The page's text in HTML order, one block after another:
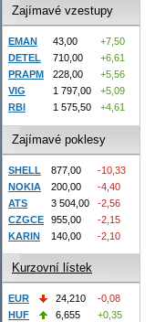
Zajímavé vzestupy
EMAN 43,00
+7,50
DETEL
710,00
+6,61
PRAPM
228,00
+5,56
VIG
1 797,00
+5,09
RBI
1 575,50 +4,61
Zajímavé poklesy
SHELL 877,00
-10,33
NOKIA
200,00
-4,40
ATS
3 504,00
-2,56
CZGCE
955,00
-2,15
KARIN
140,00 -2,10
Kurzovní lístek
EUR 24,210
-0,08
HUF
6,655
+0,35